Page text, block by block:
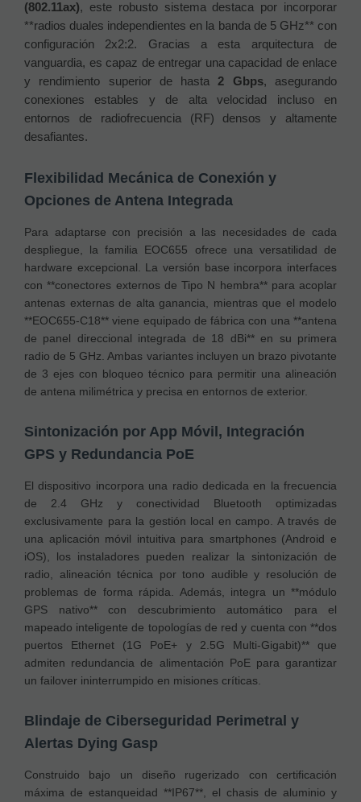
(802.11ax), este robusto sistema destaca por incorporar
**radios duales independientes en la banda de 5 GHz** con
configuración 2x2:2. Gracias a esta arquitectura de
vanguardia, es capaz de entregar una capacidad de enlace
y rendimiento superior de hasta2 Gbps, asegurando
conexiones estables y de alta velocidad incluso en
entornos de radiofrecuencia (RF) densos y altamente
desafiantes.
Flexibilidad Mecánica de Conexión y
Opciones de Antena Integrada
Para adaptarse con precisión a las necesidades de cada
despliegue, la familia EOC655 ofrece una versatilidad de
hardware excepcional. La versión base incorpora interfaces
con **conectores externos de Tipo N hembra** para acoplar
antenas externas de alta ganancia, mientras que el modelo
**EOC655-C18** viene equipado de fábrica con una **antena
de panel direccional integrada de 18 dBi** en su primera
radio de 5 GHz. Ambas variantes incluyen un brazo pivotante
de 3 ejes con bloqueo técnico para permitir una alineación
de antena milimétrica y precisa en entornos de exterior.
Sintonización por App Móvil, Integración
GPS y Redundancia PoE
El dispositivo incorpora una radio dedicada en la frecuencia
de 2.4 GHz y conectividad Bluetooth optimizadas
exclusivamente para la gestión local en campo. A través de
una aplicación móvil intuitiva para smartphones (Android e
iOS), los instaladores pueden realizar la sintonización de
radio, alineación técnica por tono audible y resolución de
problemas de forma rápida. Además, integra un **módulo
GPS nativo** con descubrimiento automático para el
mapeado inteligente de topologías de red y cuenta con **dos
puertos Ethernet (1G PoE+ y 2.5G Multi-Gigabit)** que
admiten redundancia de alimentación PoE para garantizar
un failover ininterrumpido en misiones críticas.
Blindaje de Ciberseguridad Perimetral y
Alertas Dying Gasp
Construido bajo un diseño rugerizado con certificación
máxima de estanqueidad **IP67**, el chasis de aluminio y